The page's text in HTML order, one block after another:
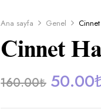
Ana sayfa Genel
Cinnet
160.00₺ 50.00